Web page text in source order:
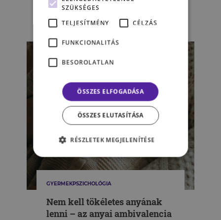
TÓTH UGYONKA KRISZTINA
GYERMEKPSZICHOLÓGIA
Nem kell tökéletes anyának
lenni – az anyai ambivalencia
SZÜKSÉGES
TELJESÍTMÉNY
CÉLZÁS
FUNKCIONALITÁS
BESOROLATLAN
ÖSSZES ELFOGADÁSA
ÖSSZES ELUTASÍTÁSA
RÉSZLETEK MEGJELENÍTÉSE